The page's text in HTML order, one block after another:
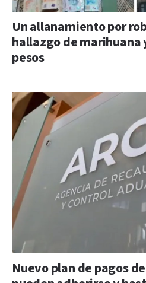
Un allanamiento por
hallazgo de marihuana
pesos
Nuevo plan de pagos